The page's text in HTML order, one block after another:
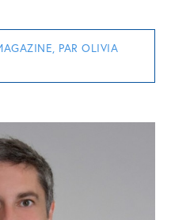
PAR OLIVIA